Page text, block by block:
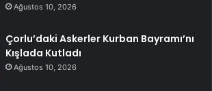
Ağustos 10, 2026
Çorlu’daki Askerler Kurban Bayramı’nı
Kışlada Kutladı
Ağustos 10, 2026